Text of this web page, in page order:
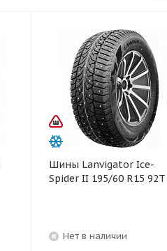
Шины Lanvigator Ice-
Spider II 195/60 R15 92T
Нет в наличии